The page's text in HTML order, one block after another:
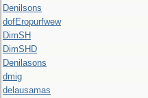
Denilsons
dofEropurfwew
DimSH
DimSHD
Denilasons
dmig
delausamas